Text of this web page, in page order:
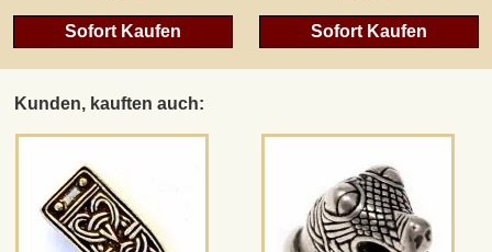
Sofort Kaufen Sofort Kaufen
Kunden, kauften auch:
Vertrag wiederrufen
*Alle Preise inkl. MwSt., inkl. Verpackungskosten, zggl. Versandkosten und zzgl.
eventueller Zölle (bei Nicht-EU-Ländern). Durchgestrichene Preise entsprechen dem